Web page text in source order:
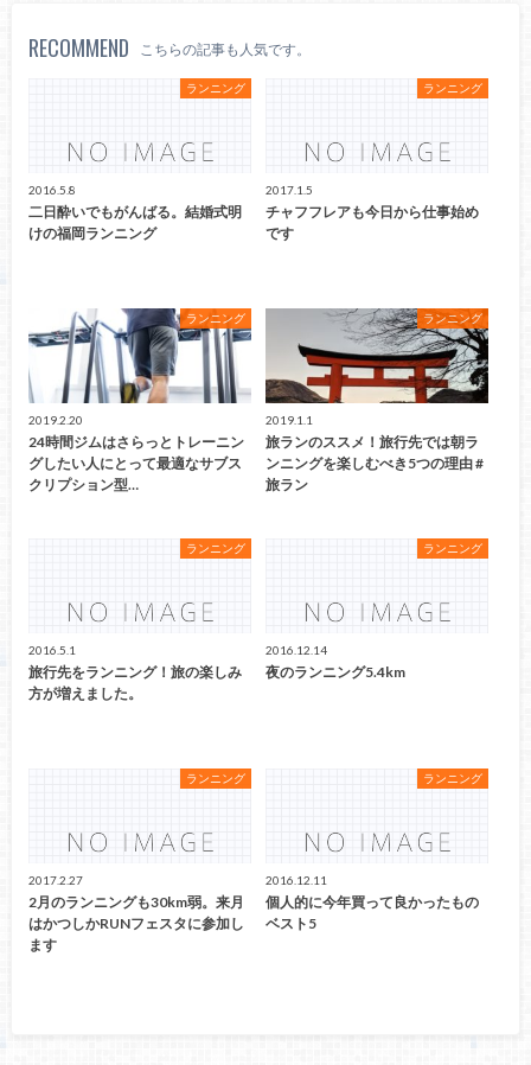
RECOMMEND こちらの記事も人気です。
ランニング
2016.5.8
二日酔いでもがんばる。結婚式明
けの福岡ランニング
ランニング
2017.1.5
チャフフレアも今日から仕事始め
です
ランニング
2019.2.20
24時間ジムはさらっとトレーニン
グしたい人にとって最適なサブス
クリプション型…
ランニング
2019.1.1
旅ランのススメ！旅行先では朝ラ
ンニングを楽しむべき5つの理由 #
旅ラン
ランニング
2016.5.1
旅行先をランニング！旅の楽しみ
方が増えました。
ランニング
2016.12.14
夜のランニング5.4km
ランニング
2017.2.27
2月のランニングも30km弱。来月
はかつしかRUNフェスタに参加し
ます
ランニング
2016.12.11
個人的に今年買って良かったもの
ベスト5